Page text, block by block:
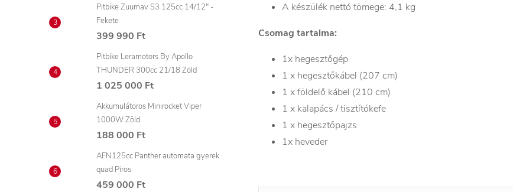
Pitbike Zuumav S3 125cc 14/12" -
Fekete
399 990 Ft
Pitbike Leramotors By Apollo
THUNDER 300cc 21/18 Zöld
1 025 000 Ft
Akkumulátoros Minirocket Viper
1000W Zöld
188 000 Ft
AFN125cc Panther automata gyerek
quad Piros
459 000 Ft
A készülék nettó tömege: 4,1 kg
Csomag tartalma:
1x hegesztőgép
1 x hegesztőkábel (207 cm)
1 x földelő kábel (210 cm)
1 x kalapács / tisztítókefe
1 x hegesztőpajzs
1x heveder